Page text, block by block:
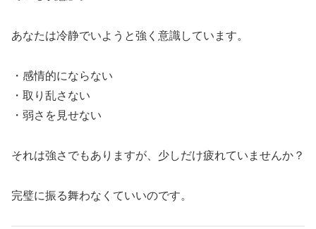
あなたは冷静でいようと強く意識しています。
・感情的にならない
・取り乱さない
・弱さを見せない
それは強さでもありますが、少しだけ疲れていませんか？
完璧に振る舞わなくていいのです。